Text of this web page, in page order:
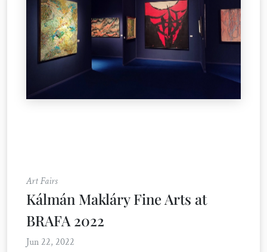
Art Fairs
Kálmán Makláry Fine Arts at
BRAFA 2022
Jun 22, 2022